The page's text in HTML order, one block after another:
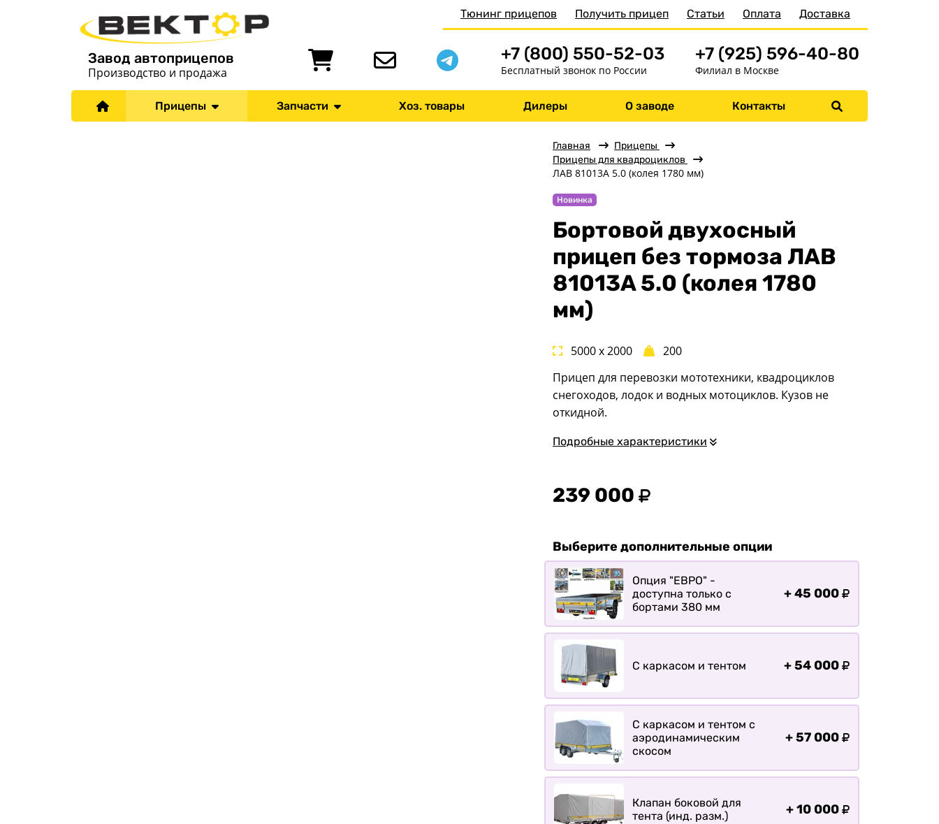
Меню
Спец. назначения
Одноосные
Двухосные
Прицеп для лодки ПВХ
Прицепы-автовозы
Прицепы для лодок и
корпусом
болотохода
Прицепы для лодки РИБ
Прицепы для ПВХ Ротан
байдарок, каноэ, САП
Дилеры
Завод автоприцепов
Производство и продажа
Тюнинг прицепов Получить прицеп Статьи Оплата Доставка
+7 (800) 550-52-03
Бесплатный звонок по России
+7 (925) 596-40-80
Филиал в Москве
Прицепы Запчасти Хоз. товары Дилеры О заводе Контакты
Главная
Прицепы
Прицепы для квадроциклов
ЛАВ 81013A 5.0 (колея 1780 мм)
Новинка
Бортовой двухосный
прицеп без тормоза ЛАВ
81013A 5.0 (колея 1780
мм)
5000 x 2000
200
Прицеп для перевозки мототехники, квадроциклов
снегоходов, лодок и водных мотоциклов. Кузов не
откидной.
Подробные характеристики
239 000
Выберите дополнительные опции
Опция "ЕВРО" -
доступна только с
бортами 380 мм
+45 000
С каркасом и тентом +54 000
С каркасом и тентом с
аэродинамическим
скосом
+57 000
Клапан боковой для
тента (инд. разм.)
+10 000